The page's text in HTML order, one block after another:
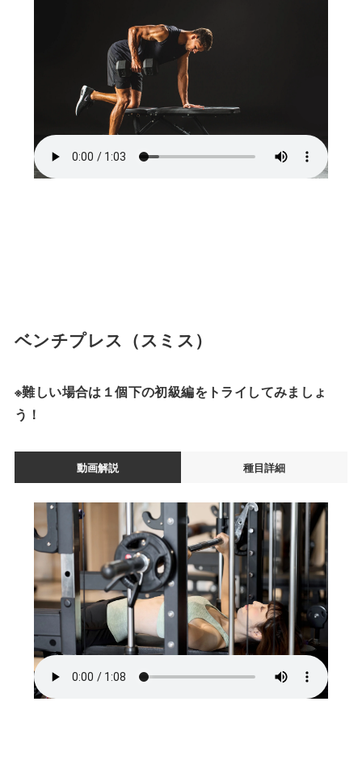
ベンチプレス（スミス）
※難しい場合は１個下の初級編をトライしてみましょ
う！
動画解説 種目詳細